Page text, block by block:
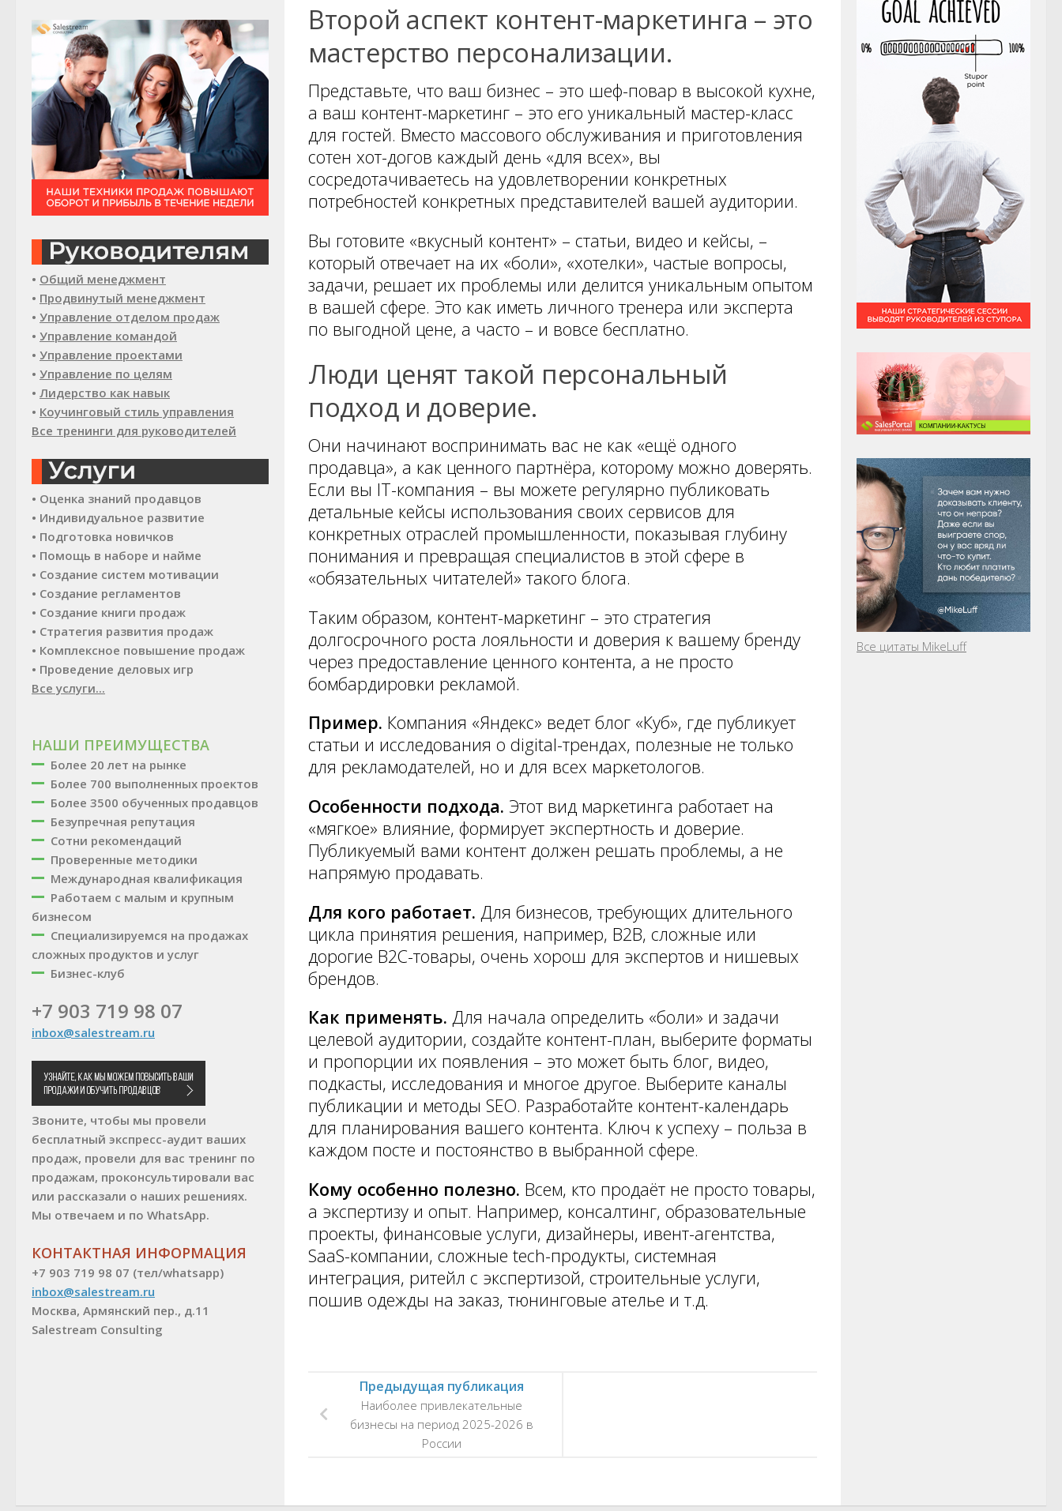
Второй аспект контент-маркетинга – это
мастерство персонализации.
Представьте, что ваш бизнес – это шеф-повар в высокой кухне,
а ваш контент-маркетинг – это его уникальный мастер-класс
для гостей. Вместо массового обслуживания и приготовления
сотен хот-догов каждый день «для всех», вы
сосредотачиваетесь на удовлетворении конкретных
потребностей конкретных представителей вашей аудитории.
Вы готовите «вкусный контент» – статьи, видео и кейсы, –
который отвечает на их «боли», «хотелки», частые вопросы,
задачи, решает их проблемы или делится уникальным опытом
в вашей сфере. Это как иметь личного тренера или эксперта
по выгодной цене, а часто – и вовсе бесплатно.
Люди ценят такой персональный
подход и доверие.
Они начинают воспринимать вас не как «ещё одного
продавца», а как ценного партнёра, которому можно доверять.
Если вы IT-компания – вы можете регулярно публиковать
детальные кейсы использования своих сервисов для
конкретных отраслей промышленности, показывая глубину
понимания и превращая специалистов в этой сфере в
«обязательных читателей» такого блога.
Таким образом, контент-маркетинг – это стратегия
долгосрочного роста лояльности и доверия к вашему бренду
через предоставление ценного контента, а не просто
бомбардировки рекламой.
Пример. Компания «Яндекс» ведет блог «Куб», где публикует
статьи и исследования о digital-трендах, полезные не только
для рекламодателей, но и для всех маркетологов.
Особенности подхода. Этот вид маркетинга работает на
«мягкое» влияние, формирует экспертность и доверие.
Публикуемый вами контент должен решать проблемы, а не
напрямую продавать.
Для кого работает. Для бизнесов, требующих длительного
цикла принятия решения, например, B2B, сложные или
дорогие B2C-товары, очень хорош для экспертов и нишевых
брендов.
Как применять. Для начала определить «боли» и задачи
целевой аудитории, создайте контент-план, выберите форматы
и пропорции их появления – это может быть блог, видео,
подкасты, исследования и многое другое. Выберите каналы
публикации и методы SEO. Разработайте контент-календарь
для планирования вашего контента. Ключ к успеху – польза в
каждом посте и постоянство в выбранной сфере.
Кому особенно полезно. Всем, кто продаёт не просто товары,
а экспертизу и опыт. Например, консалтинг, образовательные
проекты, финансовые услуги, дизайнеры, ивент-агентства,
SaaS-компании, сложные tech-продукты, системная
интеграция, ритейл с экспертизой, строительные услуги,
пошив одежды на заказ, тюнинговые ателье и т.д.
Предыдущая публикация
Наиболее привлекательные
бизнесы на период 2025-2026 в
России
• Общий менеджмент
• Продвинутый менеджмент
• Управление отделом продаж
• Управление командой
• Управление проектами
• Управление по целям
• Лидерство как навык
• Коучинговый стиль управления
Все тренинги для руководителей
• Оценка знаний продавцов
• Индивидуальное развитие
• Подготовка новичков
• Помощь в наборе и найме
• Создание систем мотивации
• Создание регламентов
• Создание книги продаж
• Стратегия развития продаж
• Комплексное повышение продаж
• Проведение деловых игр
Все услуги...
НАШИ ПРЕИМУЩЕСТВА
Более 20 лет на рынке
Более 700 выполненных проектов
Более 3500 обученных продавцов
Безупречная репутация
Сотни рекомендаций
Проверенные методики
Международная квалификация
Работаем с малым и крупным
бизнесом
Специализируемся на продажах
сложных продуктов и услуг
Бизнес-клуб
+7 903 719 98 07
inbox@salestream.ru
Звоните, чтобы мы провели
бесплатный экспресс-аудит ваших
продаж, провели для вас тренинг по
продажам, проконсультировали вас
или рассказали о наших решениях.
Мы отвечаем и по WhatsApp.
КОНТАКТНАЯ ИНФОРМАЦИЯ
+7 903 719 98 07 (тел/whatsapp)
inbox@salestream.ru
Москва, Армянский пер., д.11
Salestream Consulting
Все цитаты MikeLuff